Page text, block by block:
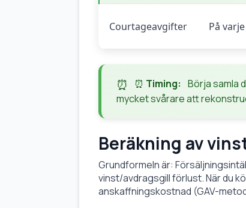
Courtageavgifter På
⏰ Timing: Börja samla
mycket svårare att
Beräkning av
Grundformeln är:
vinst/avdragsgill förlust. När du
anskaffningskostnad (GAV-